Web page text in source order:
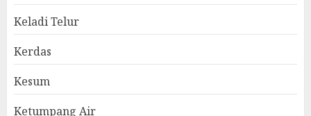
Keladi Telur
Kerdas
Kesum
Ketumpang Air